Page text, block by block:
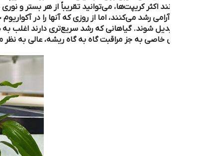
رشد می‌کنند، اما از روزی که آنها را در آکواریوم خود قرار
شوند. گیاهانی که رشد سریع‌تری دارند اغلب به هرس مکرر
خاصی به جز مراقبت گاه به گاه ریشه، عالی به نظر می‌رسند.